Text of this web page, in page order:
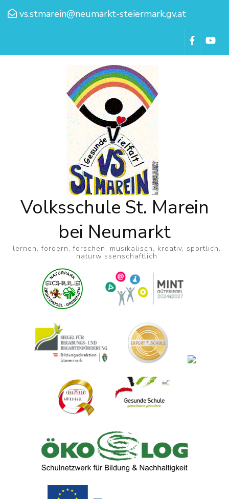
vs.stmarein@neumarkt-steiermark.gv.at
Volksschule St. Marein
bei Neumarkt
lernen, fördern, forschen, musikalisch, kreativ, sportlich,
naturwissenschaftlich